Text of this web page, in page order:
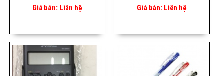
Giá bán: Liên hệ
Giá bán: Liên hệ